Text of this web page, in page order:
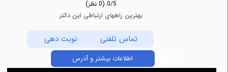
بهترین راههای ارتباطی این دکتر
تماس تلفنی نوبت دهی
اطلاعات بیشتر و آدرس